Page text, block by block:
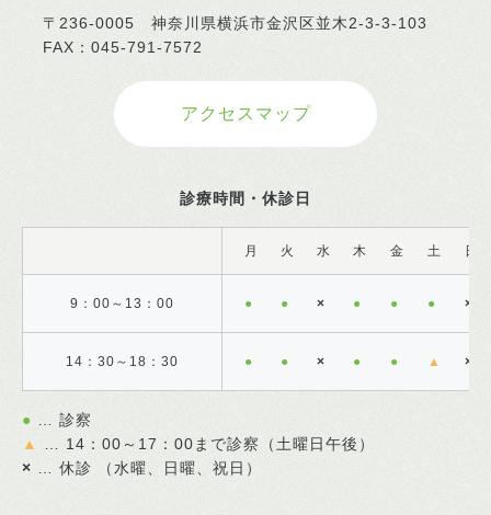
〒236-0005 神奈川県横浜市金沢区並木2-3-3-103
FAX：045-791-7572
アクセスマップ
診療時間・休診日
月 火 水 木 金 土 日
9：00～13：00 ● ● × ● ● ● ×
14：30～18：30 ● ● × ● ● ▲ ×
●
… 診察
▲
… 14：00～17：00まで診察（土曜日午後）
× … 休診 （水曜、日曜、祝日）